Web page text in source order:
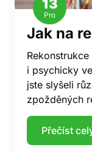
13
Pro
Jak na
i psychicky
jste slyšeli
zpožděných
Přečíst